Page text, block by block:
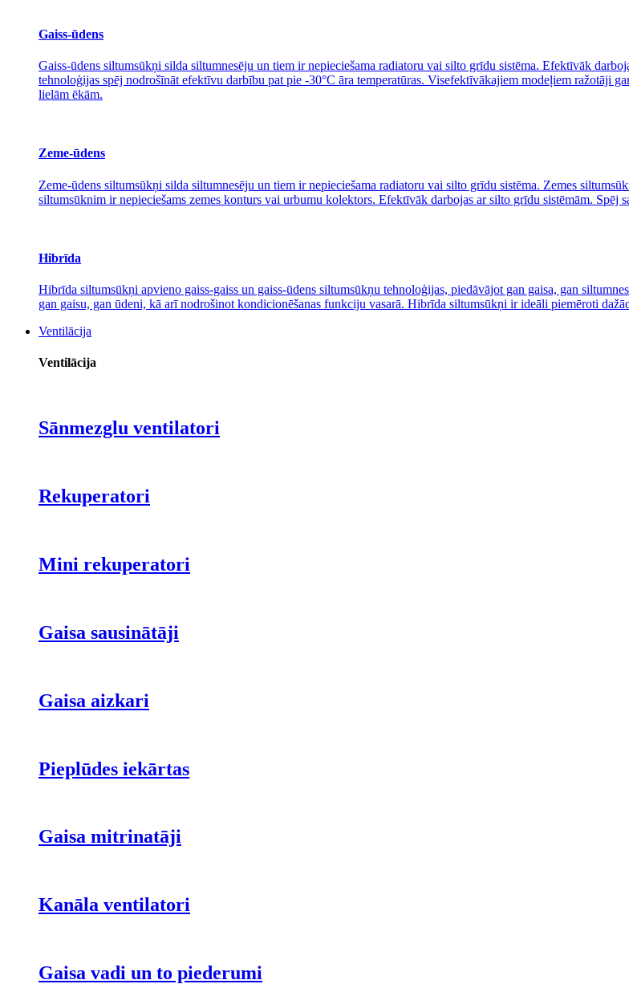
Gaiss-ūdens
Gaiss-ūdens siltumsūkņi silda siltumnesēju un tiem ir nepieciešama radiatoru vai silto grīdu sistēma. Efektīvāk
tehnoloģijas spēj nodrošīnāt efektīvu darbību pat pie -30°C āra temperatūras. Visefektīvākajiem modeļiem ražotāji
lielām ēkām.
Zeme-ūdens
Zeme-ūdens siltumsūkņi silda siltumnesēju un tiem ir nepieciešama radiatoru vai silto grīdu sistēma. Zemes
siltumsūknim ir nepieciešams zemes konturs vai urbumu kolektors. Efektīvāk darbojas ar silto grīdu sistēmām.
Hibrīda
Hibrīda siltumsūkņi apvieno gaiss-gaiss un gaiss-ūdens siltumsūkņu tehnoloģijas, piedāvājot gan gaisa, gan
gan gaisu, gan ūdeni, kā arī nodrošinot kondicionēšanas funkciju vasarā. Hibrīda siltumsūkņi ir ideāli piemēroti
Ventilācija
Ventilācija
Sānmezglu ventilatori
Rekuperatori
Mini rekuperatori
Gaisa sausinātāji
Gaisa aizkari
Pieplūdes iekārtas
Gaisa mitrinatāji
Kanāla ventilatori
Gaisa vadi un to piederumi